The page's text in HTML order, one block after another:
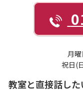
月
祝日(
教室と直接話し